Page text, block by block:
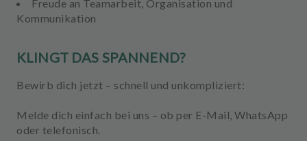
Freude an Teamarbeit, Organisation und
Kommunikation
KLINGT DAS SPANNEND?
Bewirb dich jetzt – schnell und unkompliziert:
Melde dich einfach bei uns – ob per E-Mail, WhatsApp
oder telefonisch.